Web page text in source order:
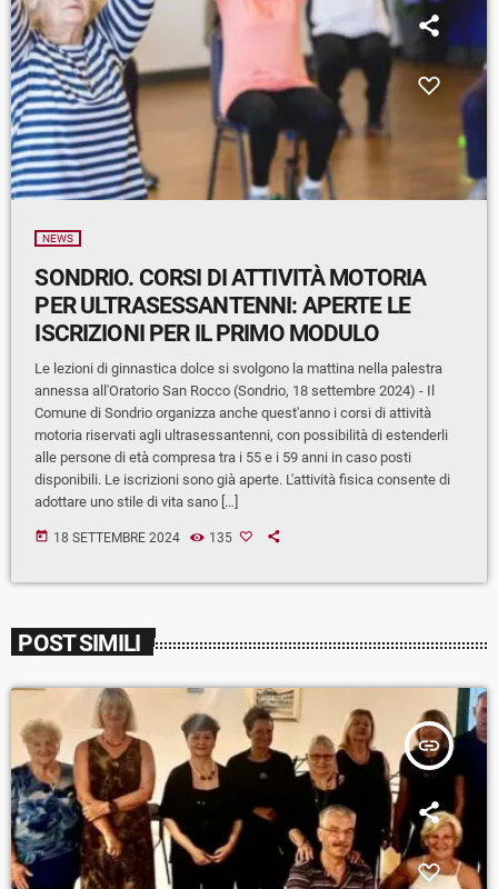
NEWS
SONDRIO. CORSI DI ATTIVITÀ MOTORIA
PER ULTRASESSANTENNI: APERTE LE
ISCRIZIONI PER IL PRIMO MODULO
Le lezioni di ginnastica dolce si svolgono la mattina nella palestra
annessa all'Oratorio San Rocco (Sondrio, 18 settembre 2024) - Il
Comune di Sondrio organizza anche quest'anno i corsi di attività
motoria riservati agli ultrasessantenni, con possibilità di estenderli
alle persone di età compresa tra i 55 e i 59 anni in caso posti
disponibili. Le iscrizioni sono già aperte. L'attività fisica consente di
adottare uno stile di vita sano […]
today 18 SETTEMBRE 2024 135
POST SIMILI
insert_link